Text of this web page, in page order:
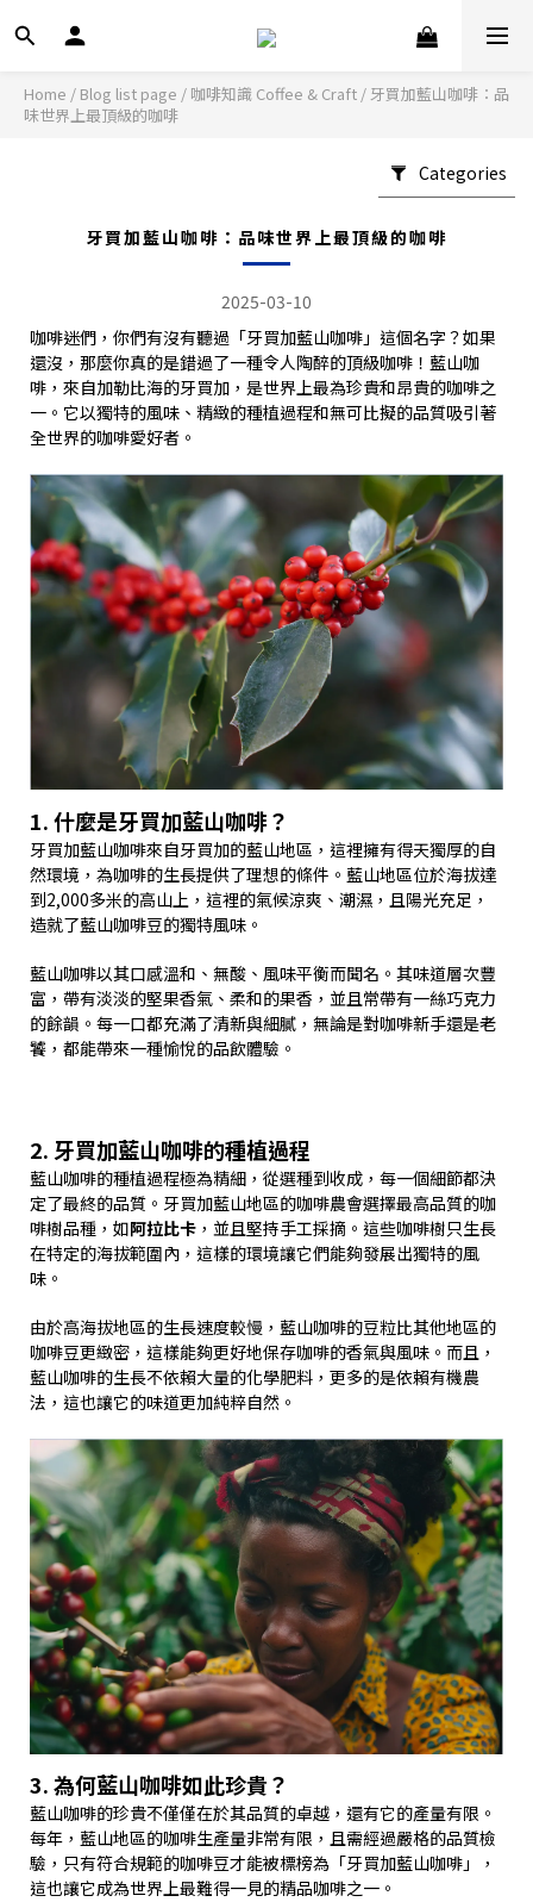
Home / Blog list page / 咖啡知識 Coffee & Craft /牙買加藍山咖啡：品
味世界上最頂級的咖啡
Categories
牙買加藍山咖啡：品味世界上最頂級的咖啡
2025-03-10
咖啡迷們，你們有沒有聽過「牙買加藍山咖啡」這個名字？如果
還沒，那麼你真的是錯過了一種令人陶醉的頂級咖啡！藍山咖
啡，來自加勒比海的牙買加，是世界上最為珍貴和昂貴的咖啡之
一。它以獨特的風味、精緻的種植過程和無可比擬的品質吸引著
全世界的咖啡愛好者。
1. 什麼是牙買加藍山咖啡？
牙買加藍山咖啡來自牙買加的藍山地區，這裡擁有得天獨厚的自
然環境，為咖啡的生長提供了理想的條件。藍山地區位於海拔達
到2,000多米的高山上，這裡的氣候涼爽、潮濕，且陽光充足，
造就了藍山咖啡豆的獨特風味。
藍山咖啡以其口感溫和、無酸、風味平衡而聞名。其味道層次豐
富，帶有淡淡的堅果香氣、柔和的果香，並且常帶有一絲巧克力
的餘韻。每一口都充滿了清新與細膩，無論是對咖啡新手還是老
饕，都能帶來一種愉悅的品飲體驗。
2. 牙買加藍山咖啡的種植過程
藍山咖啡的種植過程極為精細，從選種到收成，每一個細節都決
定了最終的品質。牙買加藍山地區的咖啡農會選擇最高品質的咖
啡樹品種，如阿拉比卡 ，並且堅持手工採摘。這些咖啡樹只生長
在特定的海拔範圍內，這樣的環境讓它們能夠發展出獨特的風
味。
由於高海拔地區的生長速度較慢，藍山咖啡的豆粒比其他地區的
咖啡豆更緻密，這樣能夠更好地保存咖啡的香氣與風味。而且，
藍山咖啡的生長不依賴大量的化學肥料，更多的是依賴有機農
法，這也讓它的味道更加純粹自然。
3. 為何藍山咖啡如此珍貴？
藍山咖啡的珍貴不僅僅在於其品質的卓越，還有它的產量有限。
每年，藍山地區的咖啡生產量非常有限，且需經過嚴格的品質檢
驗，只有符合規範的咖啡豆才能被標榜為「牙買加藍山咖啡」，
這也讓它成為世界上最難得一見的精品咖啡之一。